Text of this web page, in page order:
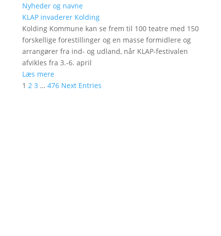
Nyheder og navne
KLAP invaderer Kolding
Kolding Kommune kan se frem til 100 teatre med 150
forskellige forestillinger og en masse formidlere og
arrangører fra ind- og udland, når KLAP-festivalen
afvikles fra 3.-6. april
Læs mere
1 2 3 … 476 Next Entries